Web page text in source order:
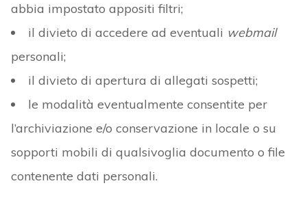
abbia impostato appositi filtri;
il divieto di accedere ad eventuali webmail
personali;
il divieto di apertura di allegati sospetti;
le modalità eventualmente consentite per
l’archiviazione e/o conservazione in locale o su
sopporti mobili di qualsivoglia documento o file
contenente dati personali.